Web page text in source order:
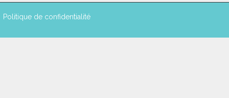
Politique de confidentialité